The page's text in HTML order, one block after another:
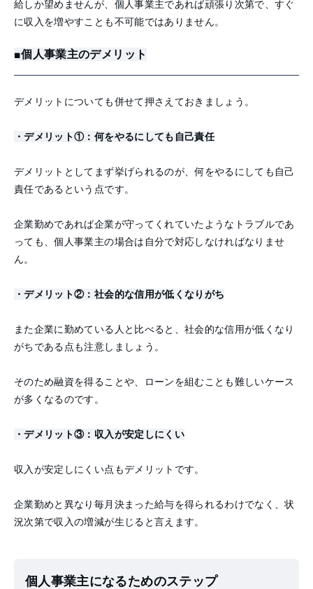
給しか望めませんが、個人事業主であれば頑張り次第で、すぐ
に収入を増やすことも不可能ではありません。
■個人事業主のデメリット
デメリットについても併せて押さえておきましょう。
・デメリット①：何をやるにしても自己責任
デメリットとしてまず挙げられるのが、何をやるにしても自己
責任であるという点です。
企業勤めであれば企業が守ってくれていたようなトラブルであ
っても、個人事業主の場合は自分で対応しなければなりませ
ん。
・デメリット②：社会的な信用が低くなりがち
また企業に勤めている人と比べると、社会的な信用が低くなり
がちである点も注意しましょう。
そのため融資を得ることや、ローンを組むことも難しいケース
が多くなるのです。
・デメリット③：収入が安定しにくい
収入が安定しにくい点もデメリットです。
企業勤めと異なり毎月決まった給与を得られるわけでなく、状
況次第で収入の増減が生じると言えます。
個人事業主になるためのステップ